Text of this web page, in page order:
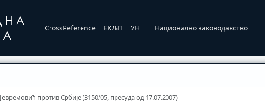
CrossReference ЕКЉП УН Национално законодавство
Јевремовић против Србије (3150/05, пресуда од 17.07.2007)